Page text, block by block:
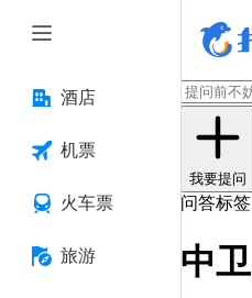
酒店
机票
火车票
旅游
我要提问
问答标签
中卫